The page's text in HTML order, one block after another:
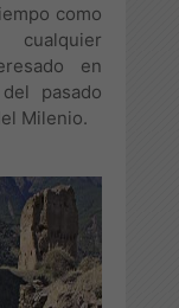
como
en
pasado
Milenio.